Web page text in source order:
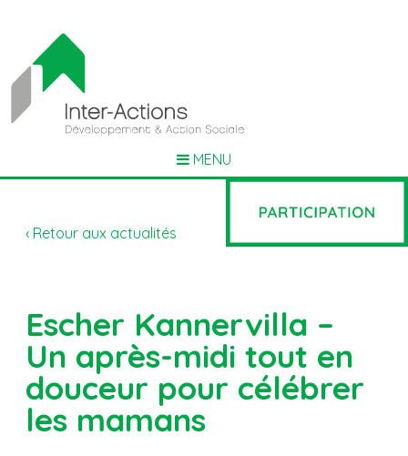
MENU
‹ Retour aux actualités
Escher Kannervilla –
Un après-midi tout en
douceur pour célébrer
les mamans